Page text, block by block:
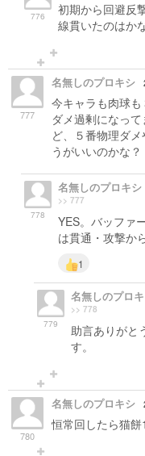
776
初期から回避反
線貫いたのはか
777
名無しのプロキシ
今キャラも肉球
ダメ過剰になっ
ど、５番物理ダ
うがいいのかな？
778
名無しのプロキシ
>> 777
YES。バッファ
は貫通・攻撃か
1
779
名無しのプロ
>> 778
助言ありがと
す。
780
名無しのプロキシ
恒常回したら猫